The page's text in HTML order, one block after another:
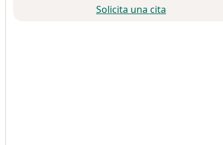
Solicita una cita